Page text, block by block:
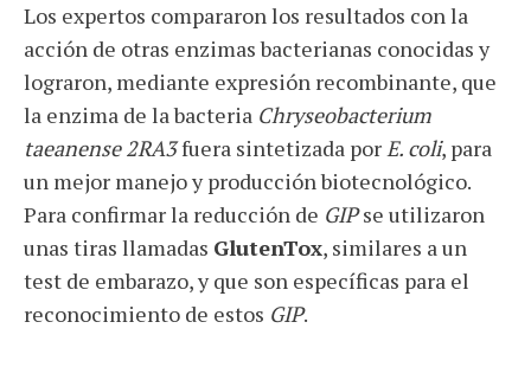
Los expertos compararon los resultados con la
acción de otras enzimas bacterianas conocidas y
lograron, mediante expresión recombinante, que
la enzima de la bacteria Chryseobacterium
taeanense 2RA3fuera sintetizada porE. coli, para
un mejor manejo y producción biotecnológico.
Para confirmar la reducción de GIPse utilizaron
unas tiras llamadas GlutenTox, similares a un
test de embarazo, y que son específicas para el
reconocimiento de estos GIP.